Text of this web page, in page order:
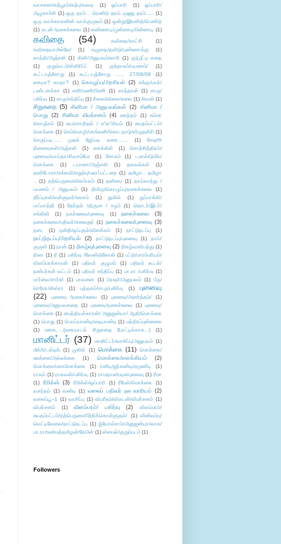
வாசனை/கற்பூரம்/கற்பு/களவு
(1) ஒப்பாரி (1)
ஒப்பாரி/
அழுகாச்சி (1) ஒரு தரம்... ரெண்டு தரம்..மூணு தரம்..... (1)
ஒரு வாக்காளனின் வாக்குமூலம் (1) ஒன்று/இரண்டு/பெண்டு
(1) கடன் /நகைச்சுவை (1) கண்ணாடி/முன்னாடி/பின்னாடி (1)
கவிதை (54) கவிதை/காட்சி
(1)
கவிதையாமில்லே/
(1) கழுதை/தவிடு/புண்ணாக்கு
(1)
காந்தி/அஞ்சலி (1) கிளி/அனுபவம்/லாரி (1) கு(பு)ட்டி கதை
(1)
குறும்படம்/ஸ்கிரிப்ட் (1) குற்றாலம்/பயணம்/
(1)
கூட்டாஞ்சோறு
(1) கூட்டாஞ்சோறு ...... 27/06/09
(1)
கையா? காதா?
(1) கொழுப்பு/அரசியல் (2)
சங்கு/பால்/
டண்டனக்கா
(1) சனி/மணி/பிணி (1) சாத்தான் (1) சாரு/
பகிர்வு (1) சாரு/சந்திப்பு (1) சிலை/விலை/கலை (1) சிவன் (1)
சிறுகதை (5) சினிமா / அனுபவங்கள் (2)
சினிமா /
பொது (2) சினிமா விமர்சனம் (4) சுகந்தம் (1)
சும்மா
கொஞ்சம் (1) சுயசொறிதல் / எ”ள”கியம் (1) சுயதம்பட்டம்/
மொக்கை (1) செம்மொழி/மாங்கனி/கொடநாடு/விருதகிரி (1)
செருப்படி...... முதல் ஜேப்படி வரை.......
(1)
சேஷூ/
நினைவுகள்/அஞ்சலி
(1) சைக்கிள் (1)
சொற்சித்திரம்/
புனைவு/வாய்தா/சிவசம்போ
(1) சோகம் (1)
டமால்/டுமீல்/
மொக்கை
(1) டயானா/அஞ்சலி (1) தகவல்கள்
(1)
தண்டோரா/சங்கவி/எறும்பு/பலாப்பட்டறை (1) தமிழா.. தமிழா
.. (1) தற்பெருமை/விளம்பரம் (1) தனிமை (1) தாய்லாந்து /
பயணம் / அனுபவம்
(1) திமிரு/கொழுப்பு/நகைச்சுவை
(1)
தீர்ப்புகள்/வள்ளுவர்/உலகம்
(1) துகில் (1)
துப்பாக்கி/
பாப்பாத்தி
(1) தேர்தல் /திருமா / ஈழம் (1)
தொடர்/இடர்/
சங்கிலி
(1) நகச்சுவை/புனைவு (1) நகைச்சுவை (3)
நகைச்சுவை/பதிவர்/கலைஞர் (1) நகைச்சுவை/புனைவு (3)
நடை (1) நன்றி/ஒப்புதல்/விளக்கம் (1) நாட்டுநடப்பு (1)
நாட்டுநடப்பு/அரசியல் (2) நாட்டுநடப்பு/புனைவு (1)
நாய்/
குருவி (1) நான் (1) நிகழ்வு/புனைவு (2) நிகழ்வு/விபத்து (1)
நிலா (1) நீ (1) பகிர்வு /வேண்டுகோள் (1) பட்டு/பாரம்பரியம்/
விளம்பரக்காரன்
(1) பதிவர் குழுமம் (1)
பதிவர் கூடல்/
நண்பர்கள் வட்டம் (1) பதிவர் சந்திப்பு (1) பா.ரா /பகிர்வு (1)
பார்வை/சார்லி
(1) பாவனை (1) பிரஷர்/அனுபவம் (1) பீரு/
ரெமோ/கிஸ்ரா
(1) புத்தகம்/சாரு/பகிர்வு (1)
புனைவு
(22)
புனைவு /நகைச்சுவை (1) புனைவு/அனர்த்தம்/
(1)
புனைவு/அனுபவகதை (1) புனைவு/நகைச்சுவை (1) புனைவு/
மொக்கை (1) பைத்தியக்காரன்/ அனுஜன்யா/ ஆதி/மொக்கை
(1) பொது (1) பொய்யாண்டி/நையாண்டி (1) மந்திரப்புன்னகை
(1)
மனசு.....(உரையாடல் சிறுகதை போட்டிக்காக...) (1)
மானிட்டர் (37) மானிட்டர்/வாசிப்பு/அனுபவம் (1)
மீள்/டெஸ்டிங் (1) முகில் (1) மொக்கை (11) மொக்கை/
ஊக்கை/அல்லக்கை
(1) மொக்கை/எளக்கியம் (2)
மொக்கை/மகாமொக்கை (1) ரண்டி/ஜர்கண்டி/ஏமூண்டி
(1)
ராகம் (1) ராகவன்/பகிர்வு (1) ராமதாசு/ரவுசு/புனைவு (1) ரீமா
(1)
ரீமிக்ஸ் (3) ரீமிக்ஸ்/ஒப்பாரி (1) ரீமேக்/மொக்கை
(1)
வசந்தம் (1) வண்டி (1) வலைப் பதிவர் நல வாரியம் (2)
வலைப்பூ--1 (1) வாசிப்பு (1) விபரீதம்/விகடன்/விமர்சனம் (1)
விமர்சனம்
(1) விளம்பரம்/ பகிர்வு (2)
விளம்பரம்/
சுயதம்பட்டம்/தற்பெருமை/பீற்றிக்கொள்ளுதல்/
(1) வீண்வம்பு/
வெட்டிவேலை/நாட்டுநடப்பு (1) ஜ்யோவ்ராம்/அனுஜன்யா/வாசு/
பா.ரா/உண்மத்தமிழன்/கேபிள் (1) ஸ்மைல்/குறும்படம் (1)
Followers